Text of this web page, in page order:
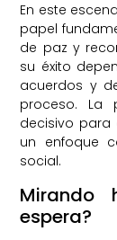
En este
papel
de paz y
su éxito
acuerdos y
proceso. La
decisivo
un enfoque
social.
Mirando
espera?